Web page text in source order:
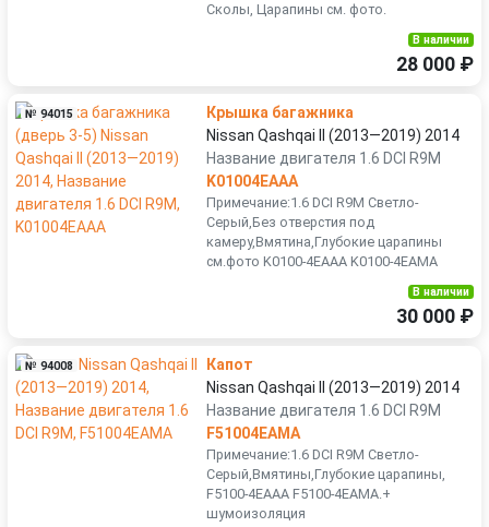
Сколы, Царапины см. фото.
В наличии
28 000 ₽
№ 94015
Крышка багажника
Nissan Qashqai II (2013—2019) 2014
Название двигателя 1.6 DCI R9M
K01004EAAA
Примечание:1.6 DCI R9M Светло-
Серый,Без отверстия под
камеру,Вмятина,Глубокие царапины
см.фото K0100-4EAAA K0100-4EAMA
В наличии
30 000 ₽
№ 94008
Капот
Nissan Qashqai II (2013—2019) 2014
Название двигателя 1.6 DCI R9M
F51004EAMA
Примечание:1.6 DCI R9M Светло-
Серый,Вмятины,Глубокие царапины,
F5100-4EAAA F5100-4EAMA.+
шумоизоляция